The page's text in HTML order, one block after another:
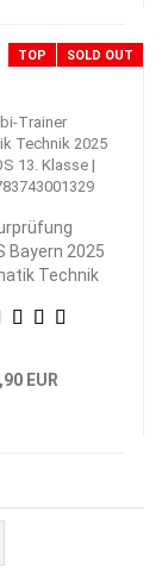
TOP SOLD OUT
Bayern 2025
Technik
EUR